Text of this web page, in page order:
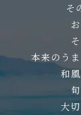
そ
本来のう
和
大